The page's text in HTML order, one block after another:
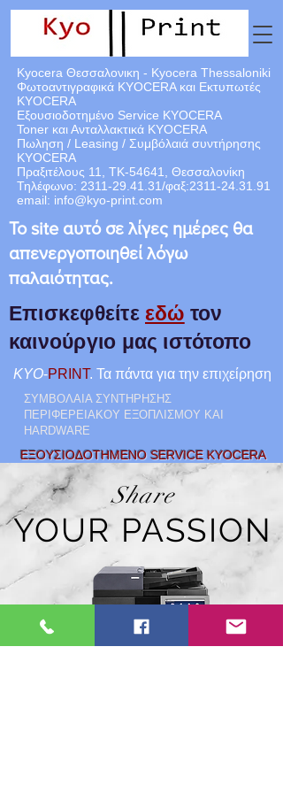
ΕΞΟΥΣΙΟΔΟΤΗΜΕΝΟ SERVICE KYOCERA
Kyocera Θεσσαλονικη - Kyocera Thessaloniki
Φωτοαντιγραφικά KYOCERA και Εκτυπωτές
KYOCERA
Εξουσιοδοτημένο Service KYOCERA
Toner και Ανταλλακτικά KYOCERA
Πωληση / Leasing / Συμβόλαιά συντήρησης
KYOCERA
Πραξιτέλους 11, ΤΚ-54641, Θεσσαλονίκη
Τηλέφωνο: 2311-29.41.31/φαξ:2311-24.31.91
email: info@kyo-print.com
KYO-PRINT. Τα πάντα για την επιχείρηση
ΣΥΜΒΟΛΑΙΑ ΣΥΝΤΗΡΗΣΗΣ
ΠΕΡΙΦΕΡΕΙΑΚΟΥ ΕΞΟΠΛΙΣΜΟΥ ΚΑΙ
HARDWARE
Το site αυτό σε λίγες ημέρες θα
απενεργοποιηθεί λόγω
παλαιότητας.
Επισκεφθείτε εδώ τον
καινούργιο μας ιστότοπο
ΠΩΛΗΣΗ KAI
LEASING
Share
YOUR PASSION